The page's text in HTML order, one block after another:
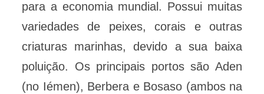
para a economia mundial. Possui muitas
variedades de peixes, corais e outras
criaturas marinhas, devido a sua baixa
poluição. Os principais portos são Aden
(no Iémen), Berbera e Bosaso (ambos na